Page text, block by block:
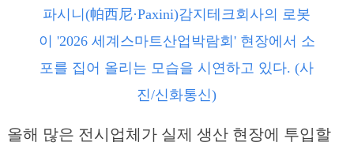
파시니(帕西尼·Paxini)감지테크회사의 로봇
이 '2026 세계스마트산업박람회' 현장에서 소
포를 집어 올리는 모습을 시연하고 있다. (사
진/신화통신)
올해 많은 전시업체가 실제 생산 현장에 투입할